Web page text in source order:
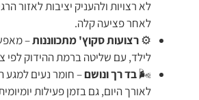
לא רצויות ולהעניק יציבות לאזור
לאחר פציעה קלה.
⚙️רצועות סקוץ' מתכווננות–
לילד, עם שליטה ברמת ההידוק לפי
🌬️בד רך ונושם– חומר נעים למגע
לאורך היום, גם בזמן פעילות